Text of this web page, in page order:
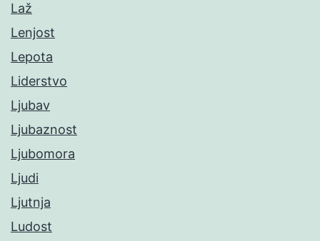
Laž
Lenjost
Lepota
Liderstvo
Ljubav
Ljubaznost
Ljubomora
Ljudi
Ljutnja
Ludost